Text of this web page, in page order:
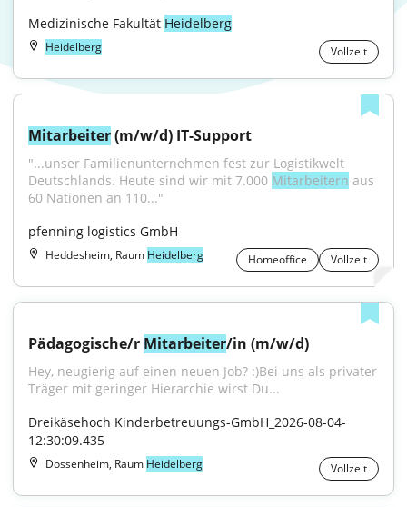
Medizinische Fakultät Heidelberg
Heidelberg Vollzeit
Mitarbeiter (m/w/d) IT-Support
"...unser Familienunternehmen fest zur Logistikwelt
Deutschlands. Heute sind wir mit 7.000 Mitarbeitern aus
60 Nationen an 110..."
pfenning logistics GmbH
Heddesheim, Raum Heidelberg Homeoffice Vollzeit
Pädagogische/r Mitarbeiter/in (m/w/d)
Hey, neugierig auf einen neuen Job? :)Bei uns als privater
Träger mit geringer Hierarchie wirst Du...
Dreikäsehoch Kinderbetreuungs-GmbH_2026-08-04-
12:30:09.435
Dossenheim, Raum Heidelberg Vollzeit